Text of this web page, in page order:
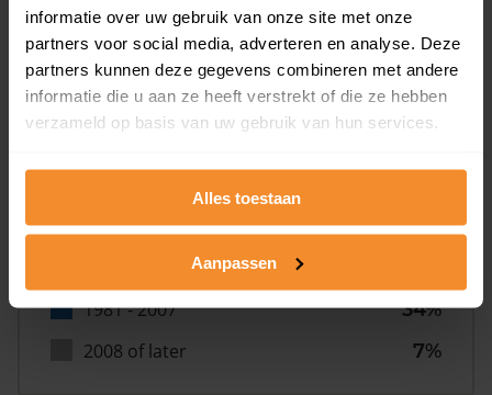
informatie over uw gebruik van onze site met onze
partners voor social media, adverteren en analyse. Deze
partners kunnen deze gegevens combineren met andere
informatie die u aan ze heeft verstrekt of die ze hebben
verzameld op basis van uw gebruik van hun services.
Alles toestaan
Aanpassen
Bouwjaar
T/m 1945
20%
1981 - 2007
34%
2008 of later
7%